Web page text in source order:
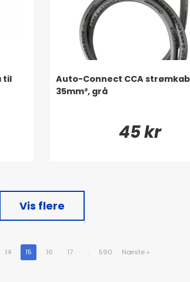
til
Auto-Connect CCA
35mm², grå
45 kr
Vis flere
14 15 16 17 .. 590 Næste »